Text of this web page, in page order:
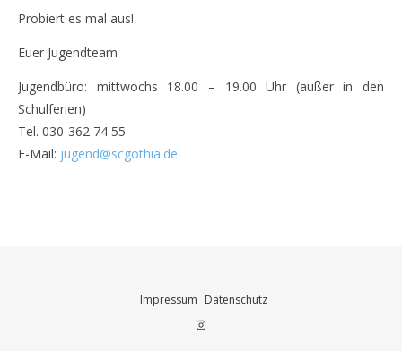
Probiert es mal aus!
Euer Jugendteam
Jugendbüro: mittwochs 18.00 – 19.00 Uhr (außer in den
Schulferien)
Tel. 030-362 74 55
E-Mail: jugend@scgothia.de
Impressum Datenschutz